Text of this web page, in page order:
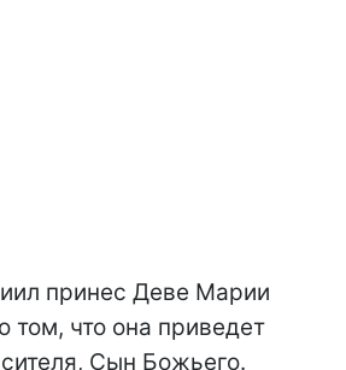
принес Деве Марии
том, что она приведет
Сын Божьего.